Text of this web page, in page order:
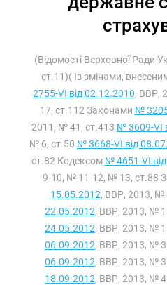
(Відомості Верховної Ради
ст.11)( Із змінами,
2755-VI від 02.12.2010, ВВР,
17, ст.112 Законами №
2011, № 41, ст.413 № 3609-VI
№ 6, ст.50 № 3668-VI від
ст.82 Кодексом № 4651-VI
9-10, № 11-12, № 13, ст.88
15.05.2012, ВВР, 2013, №
22.05.2012, ВВР, 2013, №
24.05.2012, ВВР, 2013, №
06.09.2012, ВВР, 2013, №
06.09.2012, ВВР, 2013, №
18.09.2012, ВВР, 2013, №